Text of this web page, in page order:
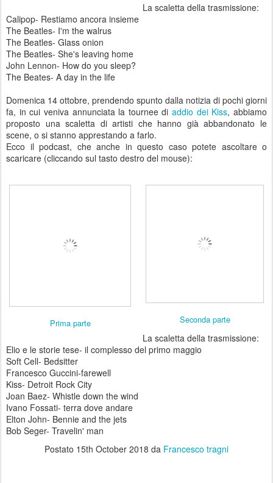
La scaletta della trasmissione:
Calipop- Restiamo ancora insieme
The Beatles- I'm the walrus
The Beatles- Glass onion
The Beatles- She's leaving home
John Lennon- How do you sleep?
The Beates- A day in the life
Domenica 14 ottobre, prendendo spunto dalla notizia di pochi giorni
fa, in cui veniva annunciata la tournee diaddio dei Kiss, abbiamo
proposto una scaletta di artisti che hanno già abbandonato le
scene, o si stanno apprestando a farlo.
Ecco il podcast, che anche in questo caso potete ascoltare o
scaricare (cliccando sul tasto destro del mouse):
Prima parte Seconda parte
La scaletta della trasmissione:
Elio e le storie tese- il complesso del primo maggio
Soft Cell- Bedsitter
Francesco Guccini-farewell
Kiss- Detroit Rock City
Joan Baez- Whistle down the wind
Ivano Fossati- terra dove andare
Elton John- Bennie and the jets
Bob Seger- Travelin' man
Postato 15th October 2018 da Francesco tragni